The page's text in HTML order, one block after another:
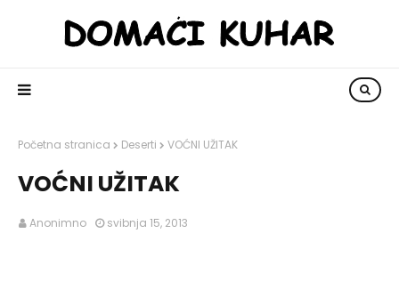
Početna stranica Deserti VOĆNI UŽITAK
VOĆNI UŽITAK
Anonimno svibnja 15, 2013